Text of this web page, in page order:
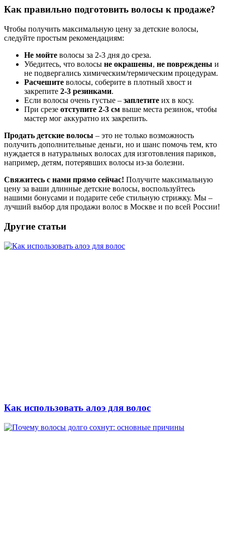
Как правильно подготовить волосы к продаже?
Чтобы получить максимальную цену за детские волосы,
следуйте простым рекомендациям:
Не мойте волосы за 2-3 дня до среза.
Убедитесь, что волосы не окрашены, не повреждены и
не подвергались химическим/термическим процедурам.
Расчешите волосы, соберите в плотный хвост и
закрепите 2-3 резинками.
Если волосы очень густые – заплетите их в косу.
При срезе отступите 2-3 см выше места резинок, чтобы
мастер мог аккуратно их закрепить.
Продать детские волосы – это не только возможность
получить дополнительные деньги, но и шанс помочь тем, кто
нуждается в натуральных волосах для изготовления париков,
например, детям, потерявших волосы из-за болезни.
Свяжитесь с нами прямо сейчас! Получите максимальную
цену за ваши длинные детские волосы, воспользуйтесь
нашими бонусами и подарите себе стильную стрижку. Мы –
лучший выбор для продажи волос в Москве и по всей России!
Другие статьи
Как использовать алоэ для волос